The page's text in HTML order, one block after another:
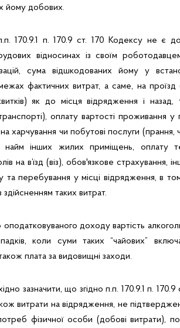
йому добових.
170.9.1 п. 170.9 ст. 170 Кодексу не є
відносинах із своїм
сума відшкодованих йому у
фактичних витрат, а саме, на
як до місця відрядження і
оплату вартості проживання
на харчування чи побутові послуги
найм інших жилих приміщень, оплату
на в’їзд (віз), обов'язкове страхування,
та перебування у місці відрядження, в
здійсненням таких витрат.
доходу вартість
коли суми таких “чайових”
плата за видовищні заходи.
зазначити, що згідно п.п. 170.9.1 п.
витрати на відрядження, не
фізичної особи (добові витрати),